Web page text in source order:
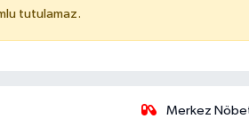
tutulamaz.
Merkez